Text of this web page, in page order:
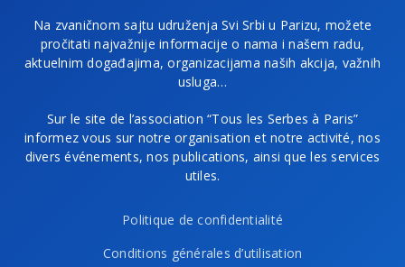
Na zvaničnom sajtu udruženja Svi Srbi u Parizu, možete
pročitati najvažnije informacije o nama i našem radu,
aktuelnim događajima, organizacijama naših akcija, važnih
usluga…
Sur le site de l’association “Tous les Serbes à Paris”
informez vous sur notre organisation et notre activité, nos
divers événements, nos publications, ainsi que les services
utiles.
Politique de confidentialité
Conditions générales d’utilisation